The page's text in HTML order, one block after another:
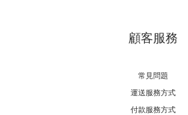
顧客服務
常見問題
運送服務方式
付款服務方式